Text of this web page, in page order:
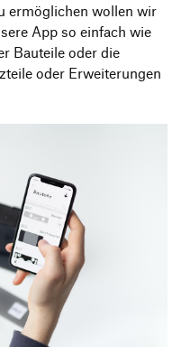
ermöglichen wollen wir
App so einfach wie
Bauteile oder die
oder Erweiterungen